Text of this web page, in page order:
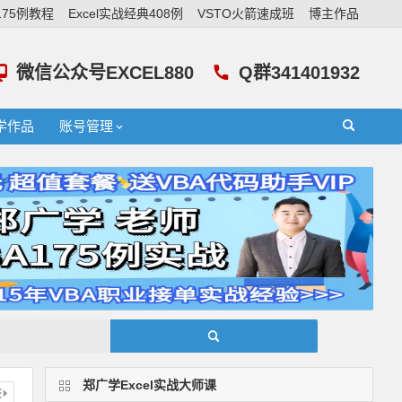
例教程 Excel实战经典408例 VSTO火箭速成班 博主作品
Q群341401932
微信公众号EXCEL880
作品 账号管理
郑广学Excel实战大师课